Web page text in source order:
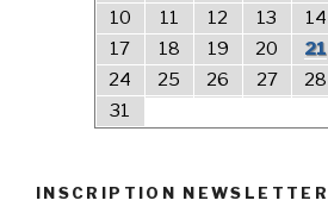
10
11 12 13 14
17
18 19 20 21
24
25 26 27 28
31
INSCRIPTION NEWSLETTER